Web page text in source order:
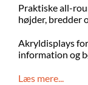
Praktiske all-
højder, bredder
Akryldisplays
information og
Læs mere...